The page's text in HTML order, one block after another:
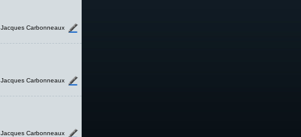
Jacques Carbonneaux
Jacques Carbonneaux
Jacques Carbonneaux